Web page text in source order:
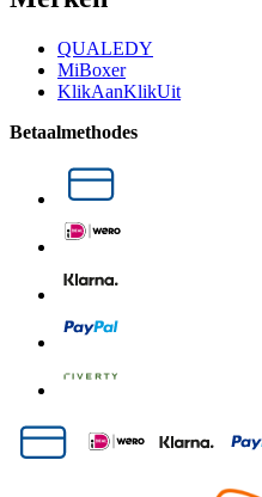
QUALEDY
MiBoxer
KlikAanKlikUit
Betaalmethodes